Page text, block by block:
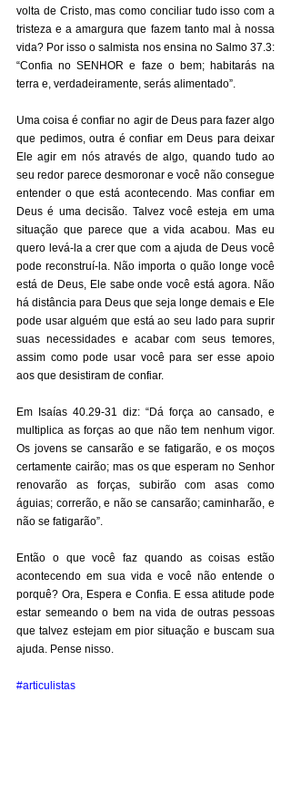
volta de Cristo, mas como conciliar tudo isso com a
tristeza e a amargura que fazem tanto mal à nossa
vida? Por isso o salmista nos ensina no Salmo 37.3:
“Confia no SENHOR e faze o bem; habitarás na
terra e, verdadeiramente, serás alimentado”.
Uma coisa é confiar no agir de Deus para fazer algo
que pedimos, outra é confiar em Deus para deixar
Ele agir em nós através de algo, quando tudo ao
seu redor parece desmoronar e você não consegue
entender o que está acontecendo. Mas confiar em
Deus é uma decisão. Talvez você esteja em uma
situação que parece que a vida acabou. Mas eu
quero levá-la a crer que com a ajuda de Deus você
pode reconstruí-la. Não importa o quão longe você
está de Deus, Ele sabe onde você está agora. Não
há distância para Deus que seja longe demais e Ele
pode usar alguém que está ao seu lado para suprir
suas necessidades e acabar com seus temores,
assim como pode usar você para ser esse apoio
aos que desistiram de confiar.
Em Isaías 40.29-31 diz: “Dá força ao cansado, e
multiplica as forças ao que não tem nenhum vigor.
Os jovens se cansarão e se fatigarão, e os moços
certamente cairão; mas os que esperam no Senhor
renovarão as forças, subirão com asas como
águias; correrão, e não se cansarão; caminharão, e
não se fatigarão”.
Então o que você faz quando as coisas estão
acontecendo em sua vida e você não entende o
porquê? Ora, Espera e Confia. E essa atitude pode
estar semeando o bem na vida de outras pessoas
que talvez estejam em pior situação e buscam sua
ajuda. Pense nisso.
#articulistas